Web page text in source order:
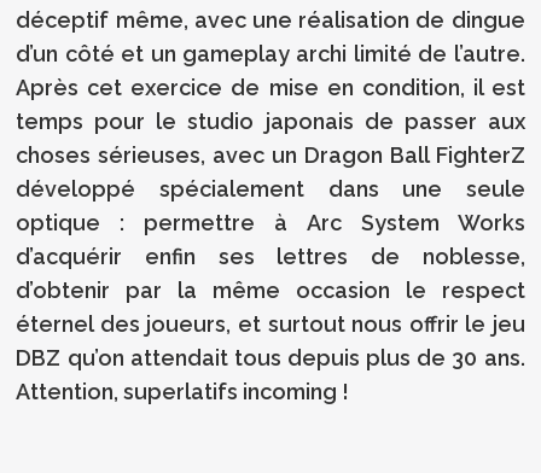
déceptif même, avec une réalisation de dingue
d’un côté et un gameplay archi limité de l’autre.
Après cet exercice de mise en condition, il est
temps pour le studio japonais de passer aux
choses sérieuses, avec un Dragon Ball FighterZ
développé spécialement dans une seule
optique : permettre à Arc System Works
d’acquérir enfin ses lettres de noblesse,
d’obtenir par la même occasion le respect
éternel des joueurs, et surtout nous offrir le jeu
DBZ qu’on attendait tous depuis plus de 30 ans.
Attention, superlatifs incoming !